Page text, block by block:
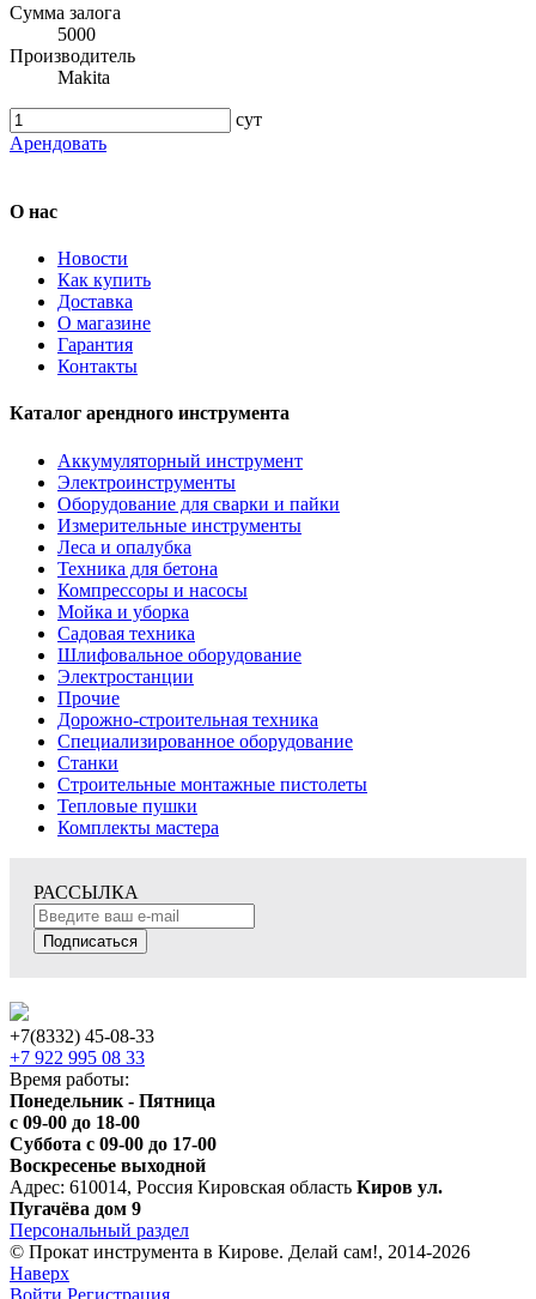
Сумма залога
5000
Производитель
Makita
сут
Арендовать
О нас
Новости
Как купить
Доставка
О магазине
Гарантия
Контакты
Каталог арендного инструмента
Аккумуляторный инструмент
Электроинструменты
Оборудование для сварки и пайки
Измерительные инструменты
Леса и опалубка
Техника для бетона
Компрессоры и насосы
Мойка и уборка
Садовая техника
Шлифовальное оборудование
Электростанции
Прочие
Дорожно-строительная техника
Специализированное оборудование
Станки
Строительные монтажные пистолеты
Тепловые пушки
Комплекты мастера
РАССЫЛКА
Подписаться
+7(8332) 45-08-33
+7 922 995 08 33
Время работы:
Понедельник - Пятница
с 09-00 до 18-00
Суббота с 09-00 до 17-00
Воскресенье выходной
Адрес: 610014, Россия Кировская область Киров ул.
Пугачёва дом 9
Персональный раздел
© Прокат инструмента в Кирове. Делай сам!, 2014-2026
Наверх
Войти Регистрация